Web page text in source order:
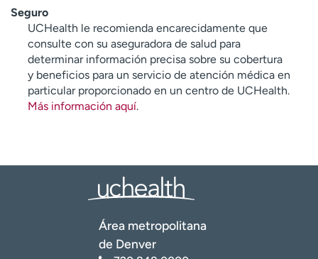
Seguro
UCHealth le recomienda encarecidamente que
consulte con su aseguradora de salud para
determinar información precisa sobre su cobertura
y beneficios para un servicio de atención médica en
particular proporcionado en un centro de UCHealth.
Más información aquí.
Área metropolitana
de Denver